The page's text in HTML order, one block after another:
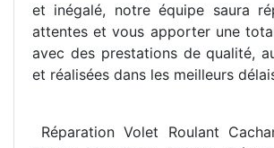
et inégalé, notre équipe saura
attentes et vous apporter une
avec des prestations de qualité,
et réalisées dans les meilleurs
Réparation Volet Roulant